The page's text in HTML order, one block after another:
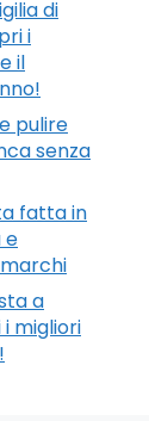
di
i
il
pulire
senza
fatta in
e
a
migliori